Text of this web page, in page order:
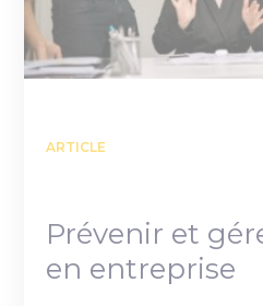
ARTICLE
Prévenir et
en entreprise